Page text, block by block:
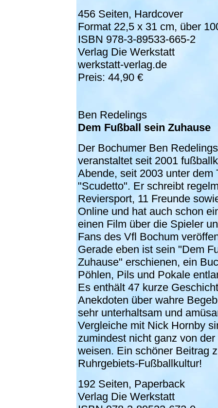
456 Seiten, Hardcover
Format 22,5 x 31 cm, über
ISBN 978-3-89533-665-2
Verlag Die Werkstatt
werkstatt-verlag.de
Preis: 44,90 €
Ben Redelings
Dem Fußball sein Zuhause
Der Bochumer Ben Redelings
veranstaltet seit 2001
Abende, seit 2003 unter dem
"Scudetto". Er schreibt
Reviersport, 11 Freunde
Online und hat auch schon
einen Film über die Spieler
Fans des Vfl Bochum
Gerade eben ist sein "Dem
Zuhause" erschienen, ein
Pöhlen, Pils und Pokale
Es enthält 47 kurze
Anekdoten über wahre
sehr unterhaltsam und
Vergleiche mit Nick Hornby
zumindest nicht ganz von
weisen. Ein schöner Beitrag
Ruhrgebiets-Fußballkultur!
192 Seiten, Paperback
Verlag Die Werkstatt